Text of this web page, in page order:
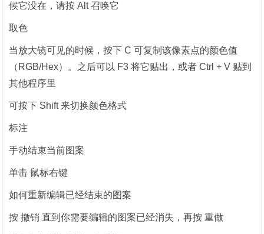
候它没在，请按 Alt 召唤它
取色
当放大镜可见的时候，按下 C 可复制该像素点的颜色值
（RGB/Hex）。之后可以 F3 将它贴出，或者 Ctrl + V 贴到
其他程序里
可按下 Shift 来切换颜色格式
标注
手动结束当前图案
单击 鼠标右键
如何重新编辑已经结束的图案
按 撤销 直到你需要编辑的图案已经消失，再按 重做